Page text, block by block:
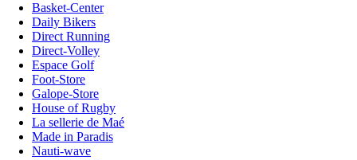
Basket-Center
Daily Bikers
Direct Running
Direct-Volley
Espace Golf
Foot-Store
Galope-Store
House of Rugby
La sellerie de Maé
Made in Paradis
Nauti-wave